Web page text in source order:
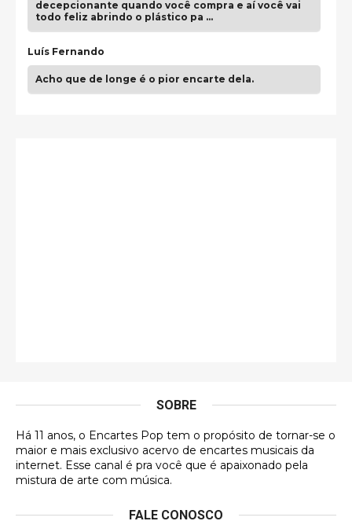
decepcionante quando você compra e aí você vai
todo feliz abrindo o plástico pa …
Luís Fernando
Acho que de longe é o pior encarte dela.
DVD MIDINHO
Francierton
futuras aquisições, e olhando o encarte aqui, me
SOBRE
Há 11 anos, o Encartes Pop tem o propósito de tornar-se o
maior e mais exclusivo acervo de encartes musicais da
internet. Esse canal é pra você que é apaixonado pela
mistura de arte com música.
FALE CONOSCO